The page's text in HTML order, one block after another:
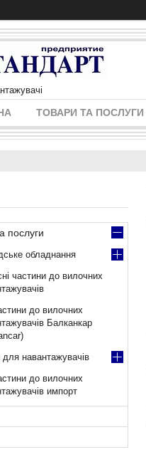
ТОВАРИ ТА ПОСЛУГИ
послуги
обладнання
частини до вилочних
до вилочних
Балканкар
навантажувачів
до вилочних
импорт